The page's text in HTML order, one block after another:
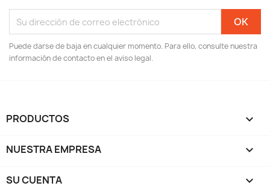
Puede darse de baja en cualquier momento. Para ello, consulte nuestra
información de contacto en el aviso legal.
PRODUCTOS 
NUESTRA EMPRESA 
SU CUENTA 